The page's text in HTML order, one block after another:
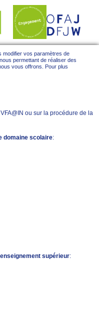
modifier vos paramètres de
permettant de réaliser des
vous offrons. Pour plus
ou sur la procédure de la
domaine scolaire:
supérieur: